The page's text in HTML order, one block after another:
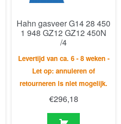
Hahn gasveer G14 28 450
1 948 GZ12 GZ12 450N
/4
Levertijd van ca. 6 - 8 weken -
Let op: annuleren of
retourneren is niet mogelijk.
€296,18